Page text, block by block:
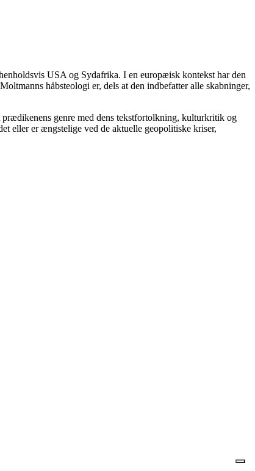
USA og Sydafrika. I en europæisk kontekst har den
håbsteologi er, dels at den indbefatter alle skabninger,
genre med dens tekstfortolkning, kulturkritik og
eller er ængstelige ved de aktuelle geopolitiske kriser,